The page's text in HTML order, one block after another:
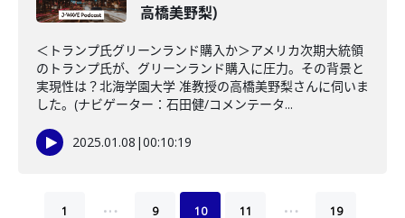
高橋美野梨)
＜トランプ氏グリーンランド購入か＞アメリカ次期大統領
のトランプ氏が、グリーンランド購入に圧力。その背景と
実現性は？北海学園大学 准教授の高橋美野梨さんに伺いま
した。(ナビゲーター：石田健/コメンテータ...
2025.01.08 |00:10:19
1 … 9 10 11 … 19